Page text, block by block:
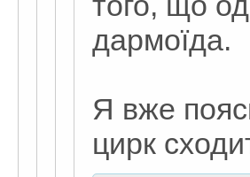
дармоїда.
Я вже
цирк